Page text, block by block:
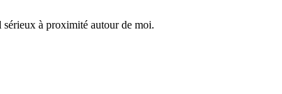
sérieux à proximité autour de moi.